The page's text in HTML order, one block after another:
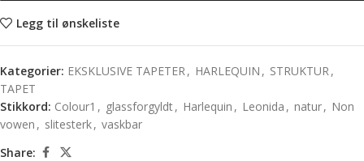
Legg til ønskeliste
Kategorier: EKSKLUSIVE TAPETER, HARLEQUIN , STRUKTUR,
TAPET
Stikkord: Colour1 , glassforgyldt, Harlequin , Leonida , natur, Non
vowen , slitesterk, vaskbar
Share: